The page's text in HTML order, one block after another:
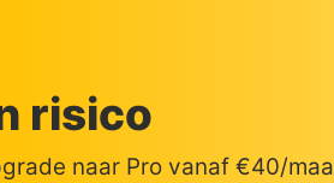
risico
naar Pro vanaf €40/